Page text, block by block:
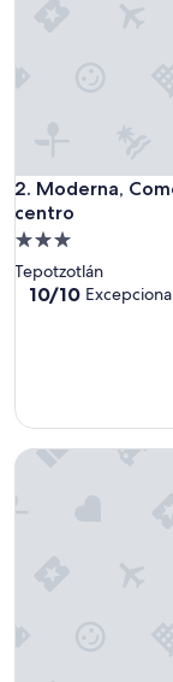
2. Moderna,
centro
Moderna,
Propiedad
de
3.0
Tepotzotlán
10.0
10/10
Moderna,